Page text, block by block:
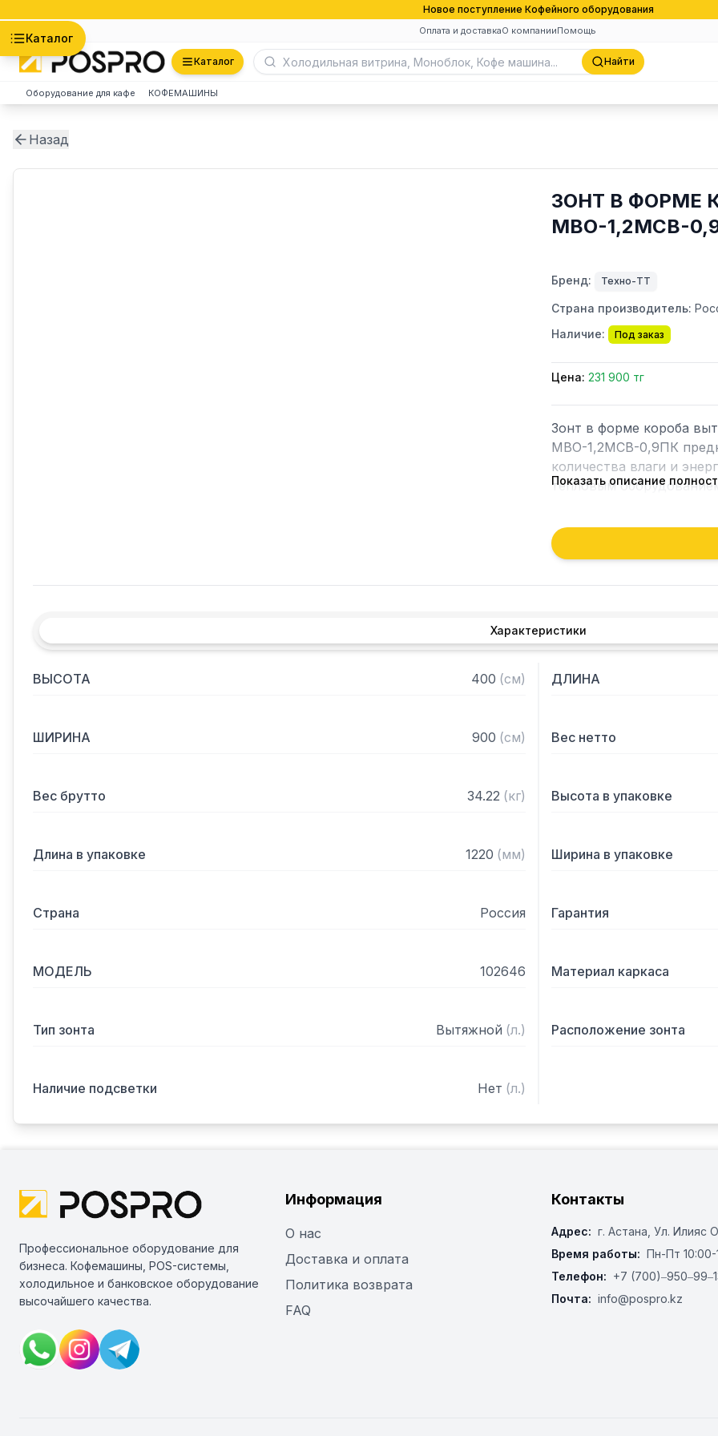
Новое поступление Кофейного оборудования
Оплата и доставкаО компанииПомощь
Каталог
Каталог Найти
Оборудование для кафе КОФЕМАШИНЫ
Назад
ЗОНТ В ФОРМЕ
МВО-1,2МСВ-
Бренд: Техно-ТТ
Страна производитель:
Наличие:
Под заказ
Цена: 231 900 тг
Зонт в форме короба
МВО-1,2МСВ-0,9ПК
количества влаги и
тепловым
Кроме того, зонт
которые в противном
утвари. Поэтому это
и защищает сотрудников
— Бескаркасный
— Поставляется в
Показать описание
Характеристики
ВЫСОТА 400 (см) ДЛИНА
ШИРИНА 900 (см) Вес нетто
Вес брутто 34.22 (кг) Высота в упаковке
Длина в упаковке 1220 (мм) Ширина в упаковке
Страна Россия Гарантия
МОДЕЛЬ 102646 Материал каркаса
Тип зонта Вытяжной (л.) Расположение зонта
Наличие подсветки Нет (л.)
Профессиональное оборудование для
бизнеса. Кофемашины, POS-системы,
холодильное и банковское оборудование
высочайшего качества.
Информация
О нас
Доставка и оплата
Политика возврата
FAQ
Контакты
Адрес: г. Астана, ​Ул. Илияс
Время работы: Пн-Пт 10:00-
Телефон: +7
Почта: info@pospro.kz